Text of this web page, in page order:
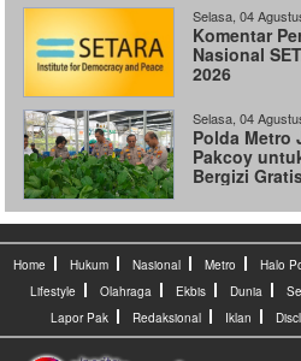
Selasa, 04
Komentar
Nasional
2026
Selasa, 04
Polda Metro
Pakcoy
Bergizi
Home Hukum Nasional Metro Halo
Lifestyle
Olahraga Ekbis Dunia
Lapor Pak
Redaksional Iklan